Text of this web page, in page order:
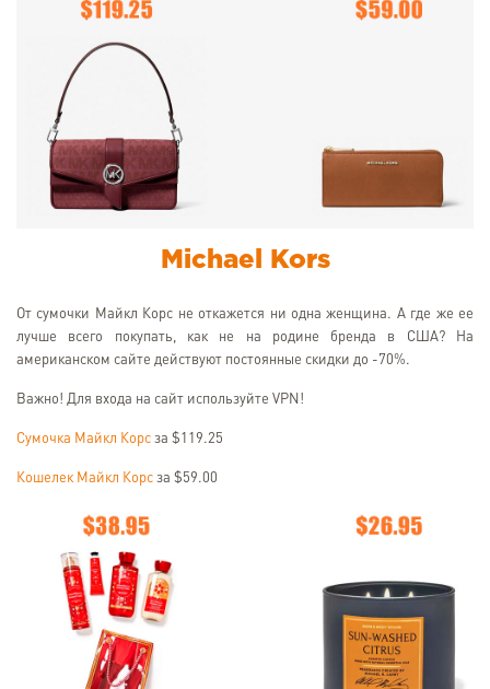
Michael Kors
От сумочки Майкл Корс не откажется ни одна женщина. А где же ее
лучше всего покупать, как не на родине бренда в США? На
американском сайте действуют постоянные скидки до -70%.
Важно! Для входа на сайт используйте VPN!
Сумочка Майкл Корс за $119.25
Кошелек Майкл Корс за $59.00